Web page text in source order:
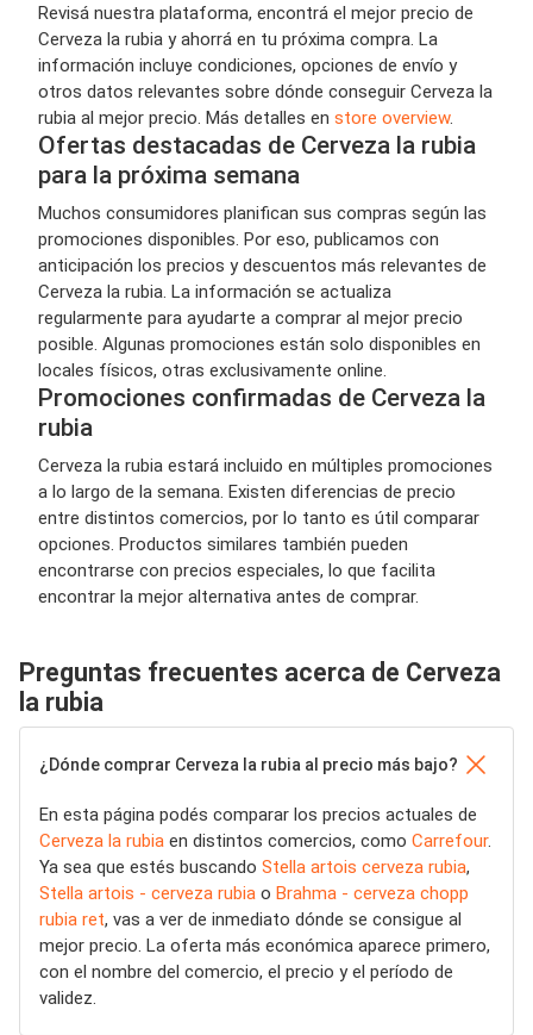
Revisá nuestra plataforma, encontrá el mejor precio de
Cerveza la rubia y ahorrá en tu próxima compra. La
información incluye condiciones, opciones de envío y
otros datos relevantes sobre dónde conseguir Cerveza la
rubia al mejor precio. Más detalles en store overview.
Ofertas destacadas de Cerveza la rubia
para la próxima semana
Muchos consumidores planifican sus compras según las
promociones disponibles. Por eso, publicamos con
anticipación los precios y descuentos más relevantes de
Cerveza la rubia. La información se actualiza
regularmente para ayudarte a comprar al mejor precio
posible. Algunas promociones están solo disponibles en
locales físicos, otras exclusivamente online.
Promociones confirmadas de Cerveza la
rubia
Cerveza la rubia estará incluido en múltiples promociones
a lo largo de la semana. Existen diferencias de precio
entre distintos comercios, por lo tanto es útil comparar
opciones. Productos similares también pueden
encontrarse con precios especiales, lo que facilita
encontrar la mejor alternativa antes de comprar.
Preguntas frecuentes acerca de Cerveza
la rubia
¿Dónde comprar Cerveza la rubia al precio más bajo?
En esta página podés comparar los precios actuales de
Cerveza la rubia en distintos comercios, como Carrefour.
Ya sea que estés buscando Stella artois cerveza rubia,
Stella artois - cerveza rubia o Brahma - cerveza chopp
rubia ret, vas a ver de inmediato dónde se consigue al
mejor precio. La oferta más económica aparece primero,
con el nombre del comercio, el precio y el período de
validez.